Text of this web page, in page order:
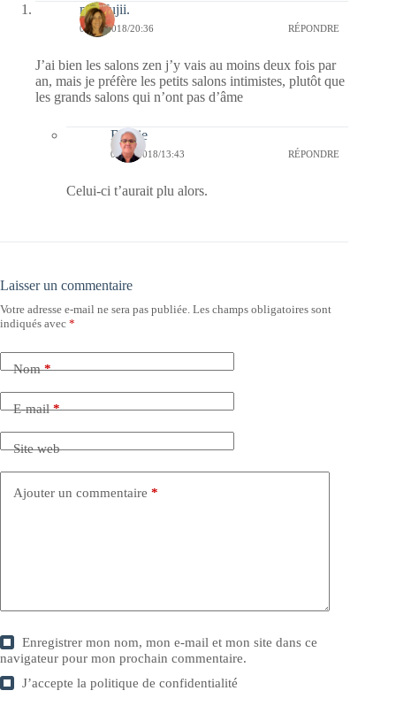
missfujii.
03/09/2018/20:36 RÉPONDRE
J’ai bien les salons zen j’y vais au moins deux fois par
an, mais je préfère les petits salons intimistes, plutôt que
les grands salons qui n’ont pas d’âme
Bernie
06/09/2018/13:43 RÉPONDRE
Celui-ci t’aurait plu alors.
Laisser un commentaire
Votre adresse e-mail ne sera pas publiée. Les champs obligatoires sont
indiqués avec *
Nom*
E-mail*
Site web
Ajouter un commentaire *
Enregistrer mon nom, mon e-mail et mon site dans ce
navigateur pour mon prochain commentaire.
J’accepte lapolitique de confidentialité